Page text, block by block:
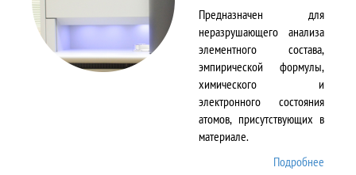
Предназначен для
неразрушающего анализа
элементного состава,
эмпирической формулы,
химического и
электронного состояния
атомов, присутствующих в
материале.
Подробнее